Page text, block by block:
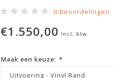
0 beoordelingen
€1.550,00 Incl. btw
Maak een keuze: *
Uitvoering - Vinyl Rand